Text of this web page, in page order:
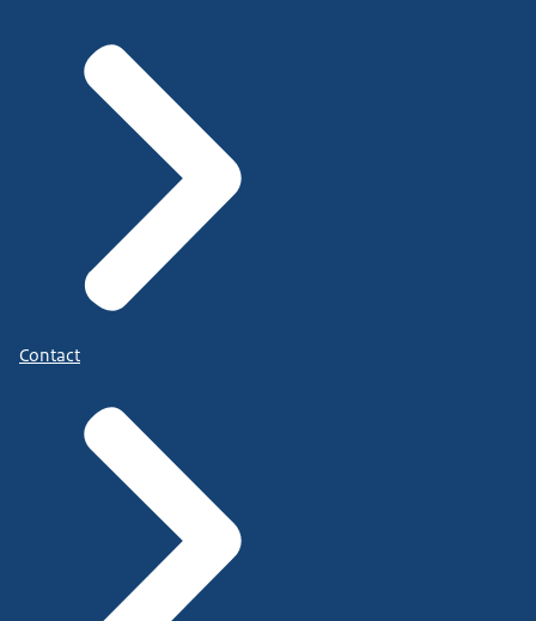
Contact